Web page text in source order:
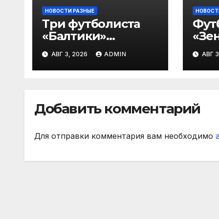
НОВОСТИ РАЗНЫЕ
Три футболиста
«Балтики»
включены в
символическую
сборную 2‑го тура
МАТЧ ПРЕМЬЕР
АВГ 3, 2026 ADMIN
«Не
— в
АВГ
Добавить комментарий
Для отправки комментария вам необходимо